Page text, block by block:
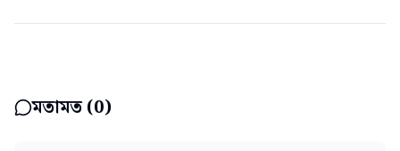
মতামত (0)